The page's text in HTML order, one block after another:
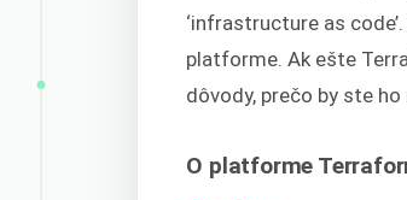
‘infrastructure as
platforme. Ak ešte
dôvody, prečo by ste ho
O platforme